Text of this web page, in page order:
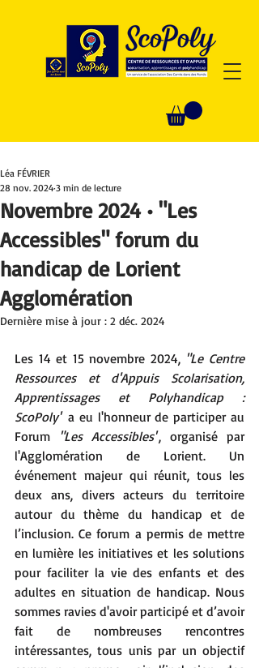
Novembre 2024 • "Les
Accessibles" forum du
handicap de Lorient
Agglomération
Léa FÉVRIER
28 nov. 2024 3 min de lecture
Dernière mise à jour : 2 déc. 2024
Les 14 et 15 novembre 2024, "Le Centre
Ressources et d'Appuis Scolarisation,
Apprentissages et Polyhandicap :
ScoPoly" a eu l'honneur de participer au
Forum "Les Accessibles", organisé par
l'Agglomération de Lorient. Un
événement majeur qui réunit, tous les
deux ans, divers acteurs du territoire
autour du thème du handicap et de
l’inclusion. Ce forum a permis de mettre
en lumière les initiatives et les solutions
pour faciliter la vie des enfants et des
adultes en situation de handicap. Nous
sommes ravies d'avoir participé et d’avoir
fait de nombreuses rencontres
intéressantes, tous unis par un objectif